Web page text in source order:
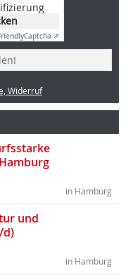
Captcha ⇗
Widerruf
in Hamburg
und
d)
in Hamburg